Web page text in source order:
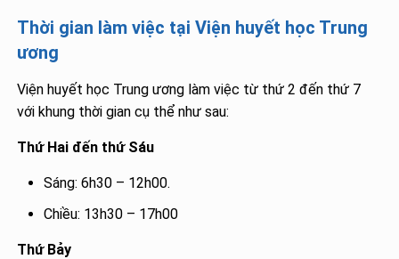
Thời gian làm việc tại Viện huyết học Trung
ương
Viện huyết học Trung ương làm việc từ thứ 2 đến thứ 7
với khung thời gian cụ thể như sau:
Thứ Hai đến thứ Sáu
Sáng: 6h30 – 12h00.
Chiều: 13h30 – 17h00
Thứ Bảy